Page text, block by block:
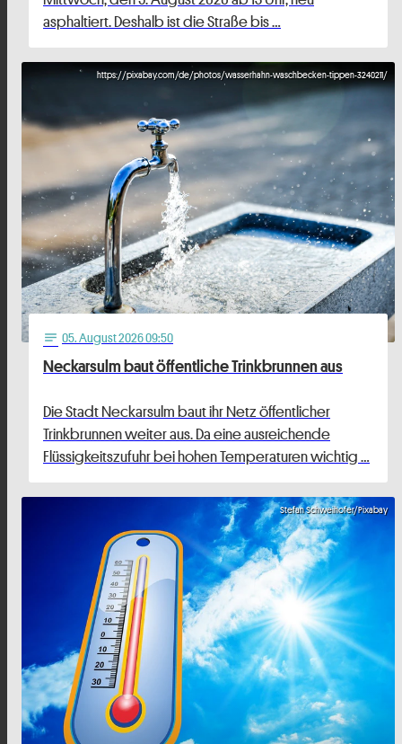
asphaltiert. Deshalb ist die Straße bis …
https://pixabay.com/de/photos/wasserhahn-waschbecken-tippen-3240211/
notes 05. August 2026 09:50
Neckarsulm baut öffentliche Trinkbrunnen aus
Die Stadt Neckarsulm baut ihr Netz öffentlicher
Trinkbrunnen weiter aus. Da eine ausreichende
Flüssigkeitszufuhr bei hohen Temperaturen wichtig …
Stefan Schweihofer/Pixabay